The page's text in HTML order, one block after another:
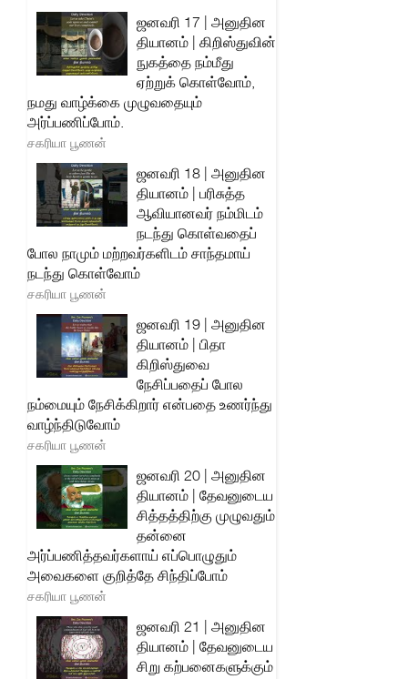
ஜனவரி 17 | அனுதின
தியானம் | கிறிஸ்துவின்
நுகத்தை நம்மீது
ஏற்றுக் கொள்வோம்,
நமது வாழ்க்கை முழுவதையும்
அர்ப்பணிப்போம்.
சகரியா பூணன்
ஜனவரி 18 | அனுதின
தியானம் | பரிசுத்த
ஆவியானவர் நம்மிடம்
நடந்து கொள்வதைப்
போல நாமும் மற்றவர்களிடம் சாந்தமாய்
நடந்து கொள்வோம்
சகரியா பூணன்
ஜனவரி 19 | அனுதின
தியானம் | பிதா
கிறிஸ்துவை
நேசிப்பதைப் போல
நம்மையும் நேசிக்கிறார் என்பதை உணர்ந்து
வாழ்ந்திடுவோம்
சகரியா பூணன்
ஜனவரி 20 | அனுதின
தியானம் | தேவனுடைய
சித்தத்திற்கு முழுவதும்
தன்னை
அர்ப்பணித்தவர்களாய் எப்பொழுதும்
அவைகளை குறித்தே சிந்திப்போம்
சகரியா பூணன்
ஜனவரி 21 | அனுதின
தியானம் | தேவனுடைய
சிறு கற்பனைகளுக்கும்